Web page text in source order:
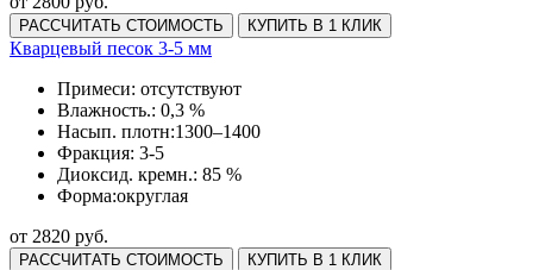
РАССЧИТАТЬ СТОИМОСТЬ КУПИТЬ В 1 КЛИК
Кварцевый песок 3-5 мм
Примеси: отсутствуют
Влажность.: 0,3 %
Насып. плотн:1300–1400
Фракция: 3-5
Диоксид. кремн.: 85 %
Форма:округлая
от 2820 руб.
РАССЧИТАТЬ СТОИМОСТЬ КУПИТЬ В 1 КЛИК